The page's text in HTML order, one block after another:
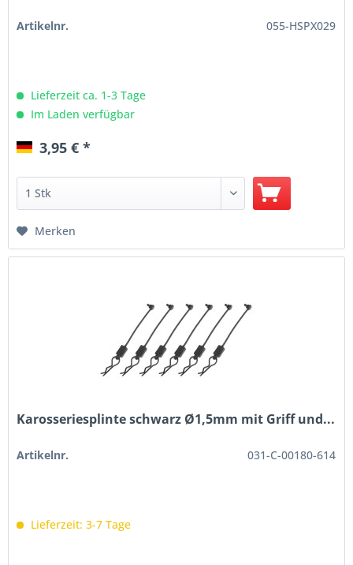
Artikelnr. 055-HSPX029
Lieferzeit ca. 1-3 Tage
Im Laden verfügbar
3,95 € *
Merken
Karosseriesplinte schwarz Ø1,5mm mit Griff und...
Artikelnr. 031-C-00180-614
Lieferzeit: 3-7 Tage